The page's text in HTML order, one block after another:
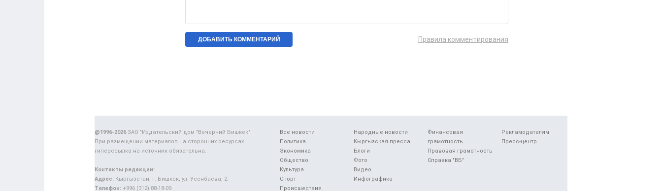
Правила комментирования
Все новости
Политика
Экономика
Общество
Культура
Спорт
Происшествия
Народные новости
Кыргызская пресса
Блоги
Фото
Видео
Инфографика
Финансовая
грамотность
Правовая грамотность
Справка "ВБ"
Рекламодателям
Пресс-центр
@1996-2026ЗАО "Издательский дом "Вечерний Бишкек"
При размещении материалов на сторонних ресурсах
гиперссылка на источник обязательна.
Контакты редакции:
Адрес: Кыргызстан, г. Бишкек, ул. Усенбаева, 2.
Телефон: +996 (312) 88-18-09.